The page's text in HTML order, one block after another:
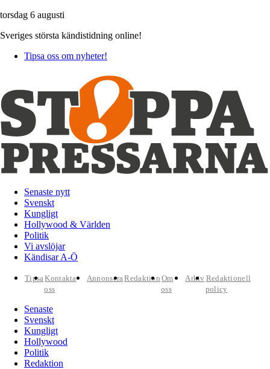
torsdag 6 augusti
Sveriges största kändistidning online!
Tipsa oss om nyheter!
Senaste nytt
Svenskt
Kungligt
Hollywood & Världen
Politik
Vi avslöjar
Kändisar A-Ö
TipsaKontakta
oss
AnnonseraRedaktion Om
oss
Arkiv Redaktionell
policy
Senaste
Svenskt
Kungligt
Hollywood
Politik
Redaktion